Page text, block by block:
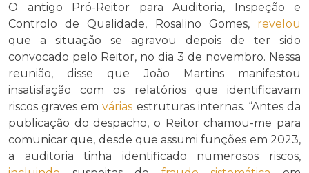
O antigo Pró-Reitor para Auditoria, Inspeção e
Controlo de Qualidade, Rosalino Gomes, revelou
que a situação se agravou depois de ter sido
convocado pelo Reitor, no dia 3 de novembro. Nessa
reunião, disse que João Martins manifestou
insatisfação com os relatórios que identificavam
riscos graves emvárias estruturas internas. “Antes da
publicação do despacho, o Reitor chamou-me para
comunicar que, desde que assumi funções em 2023,
a auditoria tinha identificado numerosos riscos,